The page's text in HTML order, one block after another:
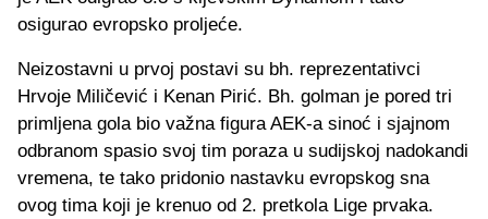
osigurao evropsko proljeće.
Neizostavni u prvoj postavi su bh. reprezentativci
Hrvoje Miličević i Kenan Pirić. Bh. golman je pored tri
primljena gola bio važna figura AEK-a sinoć i sjajnom
odbranom spasio svoj tim poraza u sudijskoj nadokandi
vremena, te tako pridonio nastavku evropskog sna
ovog tima koji je krenuo od 2. pretkola Lige prvaka.